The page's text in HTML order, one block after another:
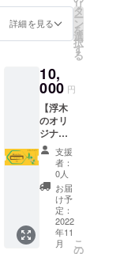
性限定
ドミト
いく
為、男
性限定
となり
ま
す。）
・予約
受付
日：
2022年
10月16
日から
・有効
期限：
2023年
まれた
土と水
で育つ
お米、
スタッ
フが育
ててい
ます。
こちら
は、農
家と浮
木の両
方応援
となり
ます。
名称：
浮木の
新米 産
地：長
詳細を見る
リ
タ
ー
ン
を
選
択
す
る
10,
000 円
【浮木
のオリ
ジナルT
シャ
ツ】 浮
木ス
タッフ
のオリ
ジナル
デザイ
ンのT
シャツ
支援
者：
0人
お届
け予
定：
2022
年11
月
こ
の